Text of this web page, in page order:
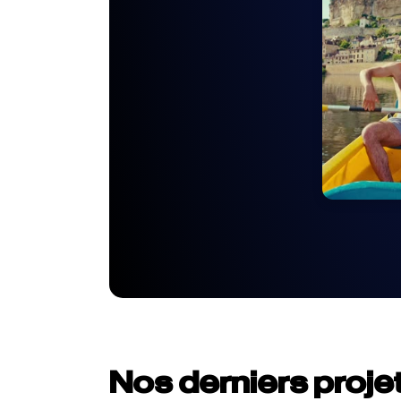
Nos derniers